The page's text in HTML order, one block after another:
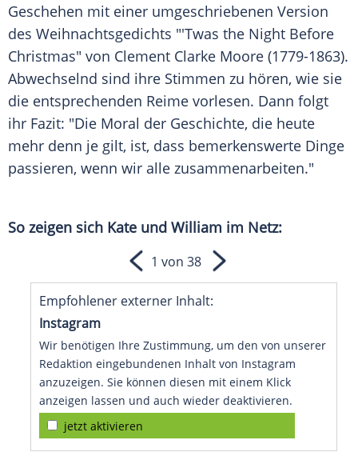
Geschehen mit einer umgeschriebenen Version
des Weihnachtsgedichts "'Twas the Night Before
Christmas" von Clement Clarke Moore (1779-1863).
Abwechselnd sind ihre Stimmen zu hören, wie sie
die entsprechenden Reime vorlesen. Dann folgt
ihr Fazit: "Die Moral der Geschichte, die heute
mehr denn je gilt, ist, dass bemerkenswerte Dinge
passieren, wenn wir alle zusammenarbeiten."
So zeigen sich Kate und William im Netz:
Empfohlener externer Inhalt:
Instagram
Wir benötigen Ihre Zustimmung, um den von unserer
Redaktion eingebundenen Inhalt von Instagram
anzuzeigen. Sie können diesen mit einem Klick
anzeigen lassen und auch wieder deaktivieren.
jetzt aktivieren
1 von 38